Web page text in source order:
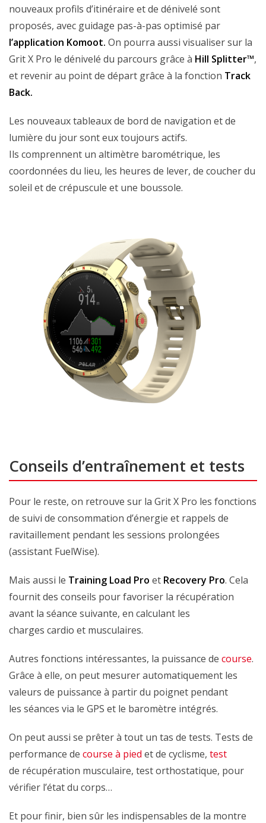
nouveaux profils d’itinéraire et de dénivelé sont
proposés, avec guidage pas-à-pas optimisé par
l’application Komoot. On pourra aussi visualiser sur la
Grit X Pro le dénivelé du parcours grâce à Hill Splitter™,
et revenir au point de départ grâce à la fonction Track
Back.
Les nouveaux tableaux de bord de navigation et de
lumière du jour sont eux toujours actifs.
Ils comprennent un altimètre barométrique, les
coordonnées du lieu, les heures de lever, de coucher du
soleil et de crépuscule et une boussole.
Conseils d’entraînement et tests
Pour le reste, on retrouve sur la Grit X Pro les fonctions
de suivi de consommation d’énergie et rappels de
ravitaillement pendant les sessions prolongées
(assistant FuelWise).
Mais aussi le Training Load Pro et Recovery Pro. Cela
fournit des conseils pour favoriser la récupération
avant la séance suivante, en calculant les
charges cardio et musculaires.
Autres fonctions intéressantes, la puissance de course.
Grâce à elle, on peut mesurer automatiquement les
valeurs de puissance à partir du poignet pendant
les séances via le GPS et le baromètre intégrés.
On peut aussi se prêter à tout un tas de tests. Tests de
performance de course à pied et de cyclisme, test
de récupération musculaire, test orthostatique, pour
vérifier l’état du corps…
Et pour finir, bien sûr les indispensables de la montre